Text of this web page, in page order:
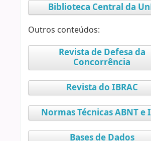
Biblioteca Central da
Outros conteúdos:
Revista de Defesa da
Concorrência
Revista do IBRAC
Normas Técnicas ABNT e
Bases de Dados